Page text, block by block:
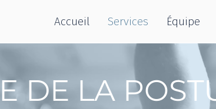
Accueil Services Équipe
DE LA